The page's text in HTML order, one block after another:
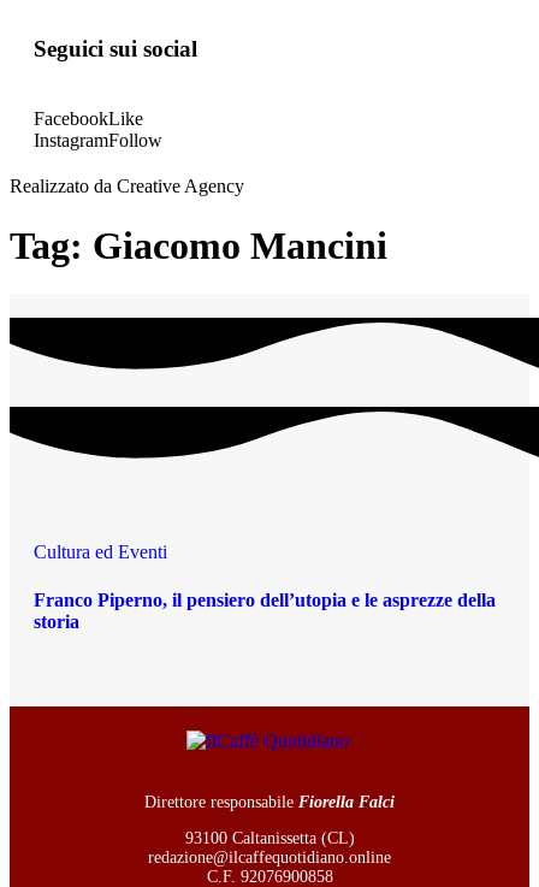
Seguici sui social
FacebookLike
InstagramFollow
Realizzato da Creative Agency
Tag: Giacomo Mancini
Cultura ed Eventi
Franco Piperno, il pensiero dell’utopia e le asprezze della
storia
Direttore responsabile Fiorella Falci
93100 Caltanissetta (CL)
redazione@ilcaffequotidiano.online
C.F. 92076900858